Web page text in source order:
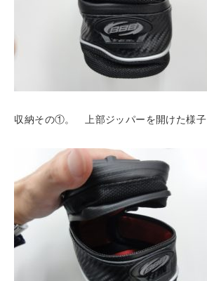
収納その①。 上部ジッパーを開けた様子